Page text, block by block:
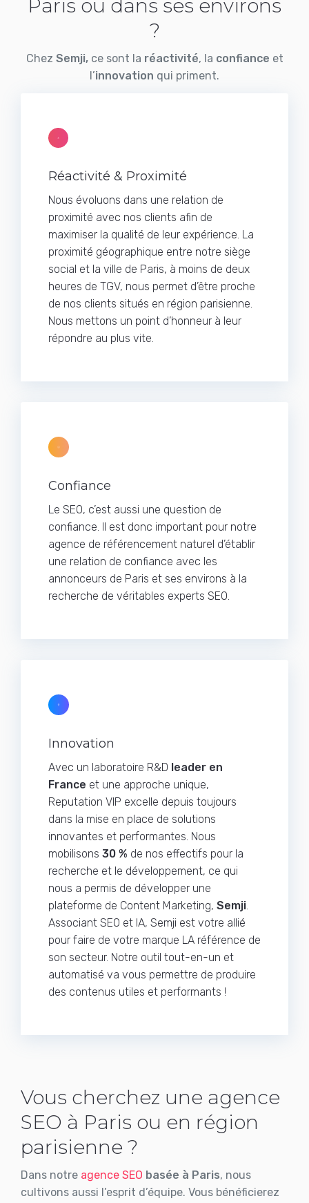
Paris ou dans ses environs
?
Chez Semji, ce sont la réactivité, la confiance et
l’innovation qui priment.
Réactivité & Proximité
Nous évoluons dans une relation de
proximité avec nos clients afin de
maximiser la qualité de leur expérience. La
proximité géographique entre notre siège
social et la ville de Paris, à moins de deux
heures de TGV, nous permet d’être proche
de nos clients situés en région parisienne.
Nous mettons un point d’honneur à leur
répondre au plus vite.
Confiance
Le SEO, c’est aussi une question de
confiance. Il est donc important pour notre
agence de référencement naturel d’établir
une relation de confiance avec les
annonceurs de Paris et ses environs à la
recherche de véritables experts SEO.
Innovation
Avec un laboratoire R&D leader en
France et une approche unique,
Reputation VIP excelle depuis toujours
dans la mise en place de solutions
innovantes et performantes. Nous
mobilisons 30 % de nos effectifs pour la
recherche et le développement, ce qui
nous a permis de développer une
plateforme de Content Marketing, Semji.
Associant SEO et IA, Semji est votre allié
pour faire de votre marque LA référence de
son secteur. Notre outil tout-en-un et
automatisé va vous permettre de produire
des contenus utiles et performants !
Vous cherchez une agence
SEO à Paris ou en région
parisienne ?
Dans notre agence SEO basée à Paris, nous
cultivons aussi l’esprit d’équipe. Vous bénéficierez